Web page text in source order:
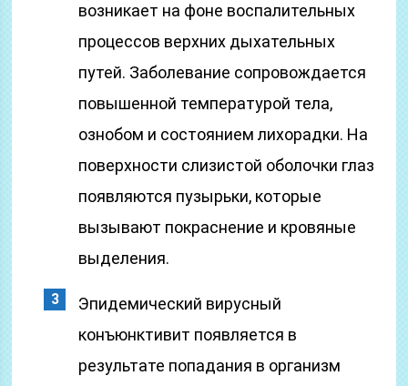
возникает на фоне воспалительных
процессов верхних дыхательных
путей. Заболевание сопровождается
повышенной температурой тела,
ознобом и состоянием лихорадки. На
поверхности слизистой оболочки глаз
появляются пузырьки, которые
вызывают покраснение и кровяные
выделения.
Эпидемический вирусный
конъюнктивит появляется в
результате попадания в организм